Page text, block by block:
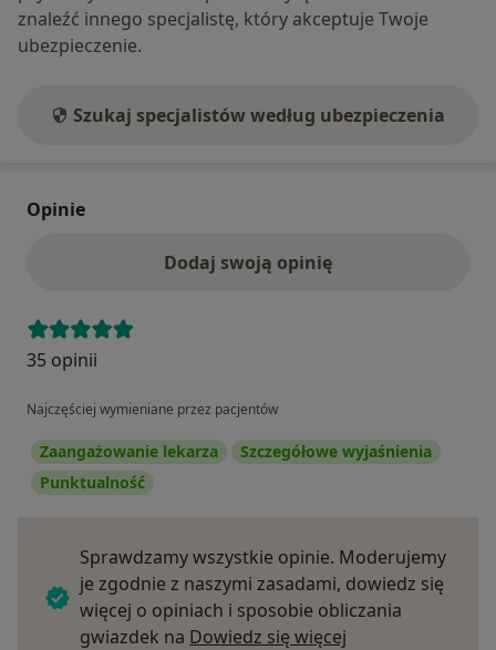
znaleźć innego specjalistę, który akceptuje Twoje
ubezpieczenie.
Szukaj specjalistów według ubezpieczenia
Opinie
Dodaj swoją opinię
35 opinii
Najczęściej wymieniane przez pacjentów
Zaangażowanie lekarza
Szczegółowe wyjaśnienia
Punktualność
Sprawdzamy wszystkie opinie. Moderujemy
je zgodnie z naszymi zasadami, dowiedz się
więcej o opiniach i sposobie obliczania
gwiazdek na Dowiedz się więcej